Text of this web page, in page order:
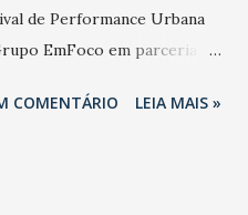
de Performance Urbana
EmFoco em parceria
do interior e de
COMENTÁRIO LEIA MAIS »